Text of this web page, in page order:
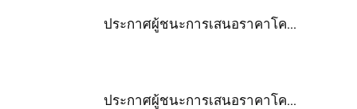
ประกาศผู้ชนะการเสนอราคาโค...
ประกาศผู้ชนะการเสนอราคาโค...